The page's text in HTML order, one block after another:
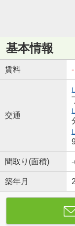
基本情報
賃料 -
交通
間取り(面積)
築年月